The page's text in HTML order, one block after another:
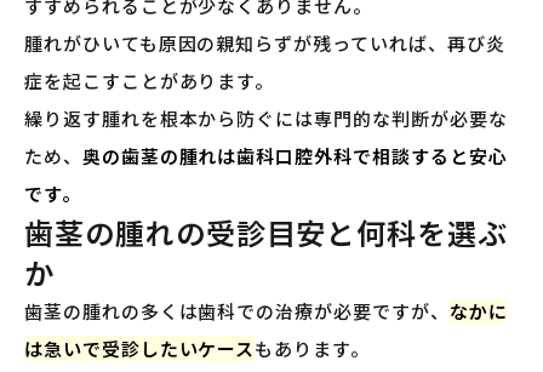
すすめられることが少なくありません。
腫れがひいても原因の親知らずが残っていれば、再び炎
症を起こすことがあります。
繰り返す腫れを根本から防ぐには専門的な判断が必要な
ため、 奥の歯茎の腫れは歯科口腔外科で相談すると安心
です。
歯茎の腫れの受診目安と何科を選ぶ
か
歯茎の腫れの多くは歯科での治療が必要ですが、 なかに
は急いで受診したいケースもあります。